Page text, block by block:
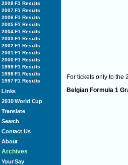
2008 F1 Results
2007 F1 Results
2006 F1 Results
2005 F1 Results
2004 F1 Results
2003 F1 Results
2002 F1 Results
2001 F1 Results
2000 F1 Results
1999 F1 Results
1998 F1 Results
1997 F1 Results
Links
2010 World Cup
Translate
Search
Contact Us
About
Archives
Your Say
For tickets only to the
Belgian Formula 1